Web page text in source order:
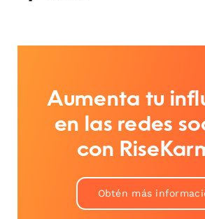
Aumenta tu
en las redes
con
Obtén más